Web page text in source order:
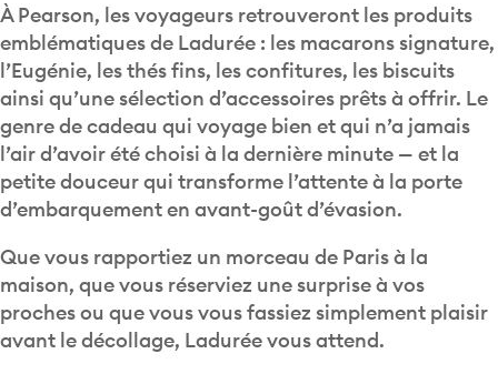
À Pearson, les voyageurs retrouveront les produits
emblématiques de Ladurée : les macarons signature,
l’Eugénie, les thés fins, les confitures, les biscuits
ainsi qu’une sélection d’accessoires prêts à offrir. Le
genre de cadeau qui voyage bien et qui n’a jamais
l’air d’avoir été choisi à la dernière minute — et la
petite douceur qui transforme l’attente à la porte
d’embarquement en avant-goût d’évasion.
Que vous rapportiez un morceau de Paris à la
maison, que vous réserviez une surprise à vos
proches ou que vous vous fassiez simplement plaisir
avant le décollage, Ladurée vous attend.